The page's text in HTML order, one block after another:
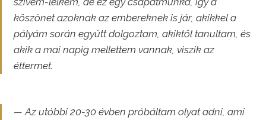
köszönet azoknak az embereknek is jár, akikkel a
pályám során együtt dolgoztam, akiktől tanultam, és
akik a mai napig mellettem vannak, viszik az
éttermet.
— Az utóbbi 20-30 évben próbáltam olyat adni, ami